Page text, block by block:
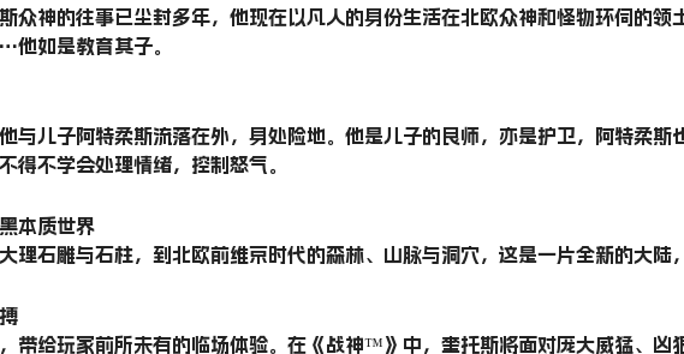
众神的往事已尘封多年，他现在以凡人的身份生活在北欧众神和怪物环伺的领
如是教育其子。
与儿子阿特柔斯流落在外，身处险地。他是儿子的良师，亦是护卫，阿特柔斯
得不学会处理情绪，控制怒气。
本质世界
理石雕与石柱，到北欧前维京时代的森林、山脉与洞穴，这是一片全新的大陆
带给玩家前所未有的临场体验。在《战神™》中，奎托斯将面对庞大威猛、凶